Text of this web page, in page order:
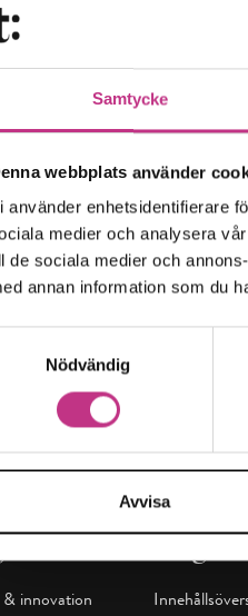
Samtycke
webbplats använder
använder enhetsidentifierare
medier och analysera
de sociala medier och
annan information som du
Nödvändig
Avvisa
& innovation